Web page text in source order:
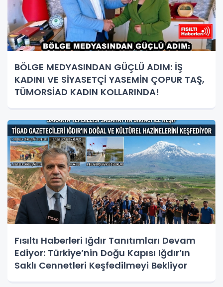
BÖLGE MEDYASINDAN GÜÇLÜ ADIM: İŞ
KADINI VE SİYASETÇİ YASEMİN ÇOPUR TAŞ,
TÜMORSİAD KADIN KOLLARINDA!
Fısıltı Haberleri Iğdır Tanıtımları Devam
Ediyor: Türkiye’nin Doğu Kapısı Iğdır’ın
Saklı Cennetleri Keşfedilmeyi Bekliyor